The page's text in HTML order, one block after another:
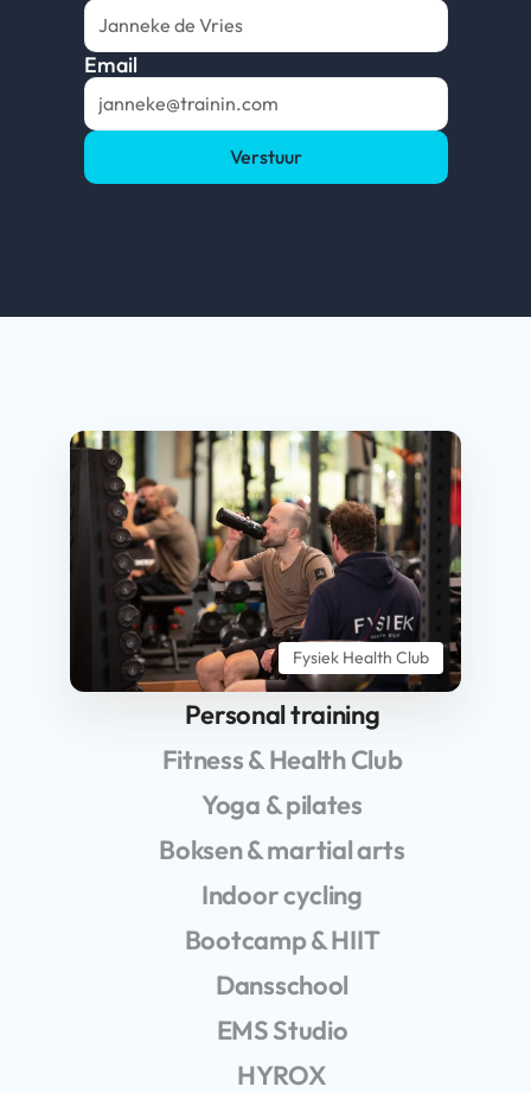
Email
Verstuur
Fysiek Health Club
Personal training
Fitness & Health Club
Yoga & pilates
Boksen & martial arts
Indoor cycling
Bootcamp & HIIT
Dansschool
EMS Studio
HYROX